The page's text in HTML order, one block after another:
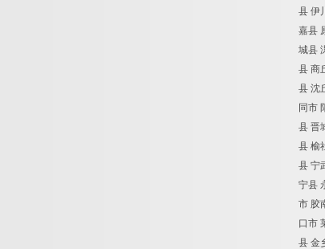
县 伊
嘉县
城县
县 商
县 沈
同市
县 晋
县 榆
县 宁
宁县
市 胶
口市
县 金